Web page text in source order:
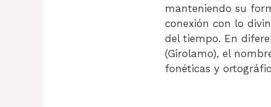
manteniendo su
conexión con lo
del tiempo. En
(Girolamo), el
fonéticas y